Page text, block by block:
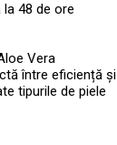
48 de ore
Vera
între eficiență și
tipurile de piele